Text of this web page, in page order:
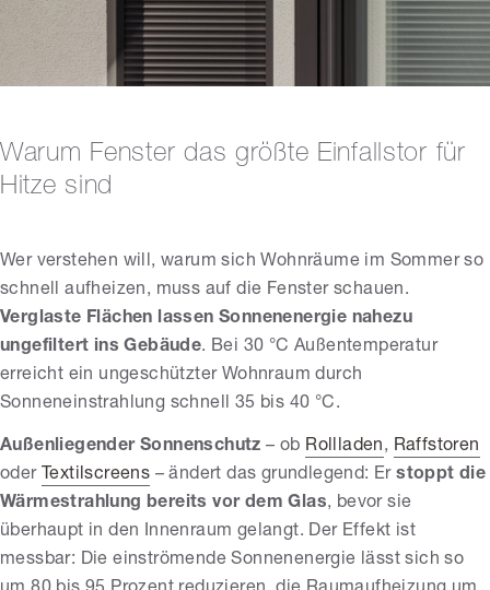
Warum Fenster das größte Einfallstor für
Hitze sind
Wer verstehen will, warum sich Wohnräume im Sommer so
schnell aufheizen, muss auf die Fenster schauen.
Verglaste Flächen lassen Sonnenenergie nahezu
ungefiltert ins Gebäude. Bei 30 °C Außentemperatur
erreicht ein ungeschützter Wohnraum durch
Sonneneinstrahlung schnell 35 bis 40 °C.
Außenliegender Sonnenschutz – ob Rollladen, Raffstoren
oder Textilscreens – ändert das grundlegend: Erstoppt die
Wärmestrahlung bereits vor dem Glas, bevor sie
überhaupt in den Innenraum gelangt. Der Effekt ist
messbar: Die einströmende Sonnenenergie lässt sich so